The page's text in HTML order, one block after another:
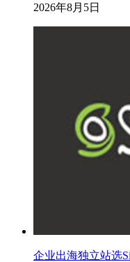
2026年8月5日
企业出海独立站选